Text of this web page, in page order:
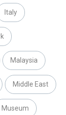
Italy
Malaysia
Middle East
Museum